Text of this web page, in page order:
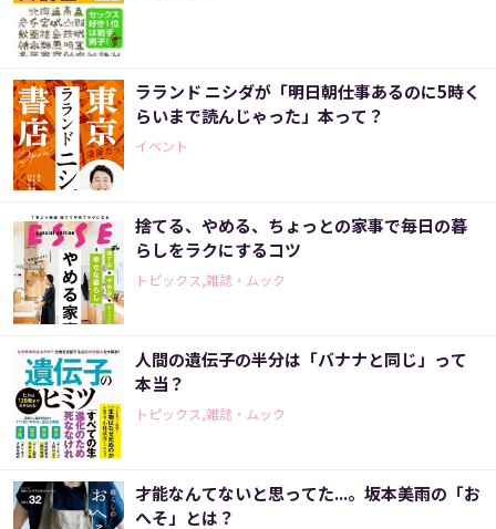
ラランド ニシダが「明日朝仕事あるのに5時く
らいまで読んじゃった」本って？
イベント
捨てる、やめる、ちょっとの家事で毎日の暮
らしをラクにするコツ
トピックス,雑誌・ムック
人間の遺伝子の半分は「バナナと同じ」って
本当？
トピックス,雑誌・ムック
才能なんてないと思ってた...。坂本美雨の「お
へそ」とは？